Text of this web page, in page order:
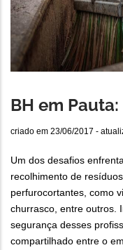
BH em
criado em 23/06/2017 -
Um dos desafios
recolhimento de
perfurocortantes, como
churrasco, entre outros.
segurança desses
compartilhado entre o